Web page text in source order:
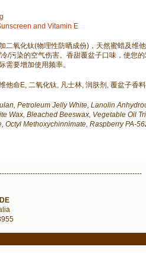
and Vitamin E
二氧化钛(物理性防晒成份)，天然蜜蜡及维
/污染的空气伤害。香甜覆盆子口味，使您
需要增加使用频率。
他命E, 二氧化钛, 凡士林, 润肤剂, 覆盆子香
Petroleum Jelly White, Lanolin
Wax, Bleached Beeswax, Vegetable Oil
Octyl Methoxychinnimate, Raspberry PA-